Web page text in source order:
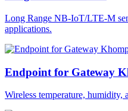
Long Range NB-IoT/LTE-M
applications.
Endpoint for Gateway
Wireless temperature, humidity,